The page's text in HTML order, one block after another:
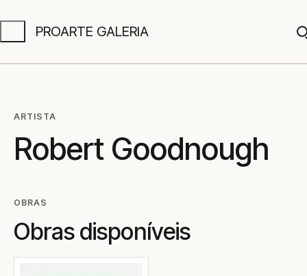
PROARTE GALERIA
ARTISTA
Robert Goodnough
OBRAS
Obras disponíveis